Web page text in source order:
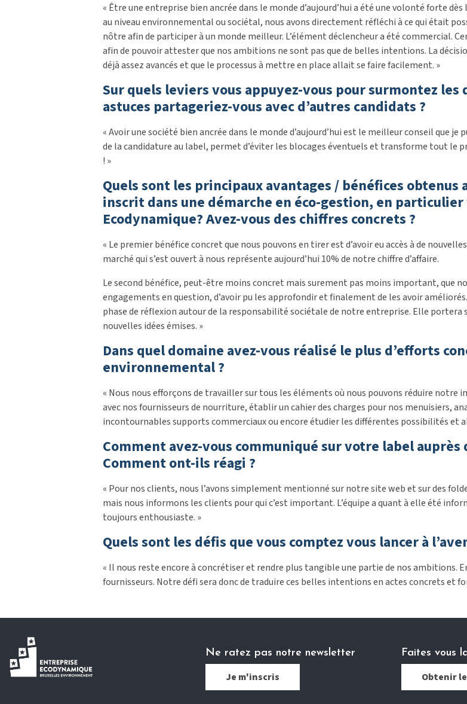
« Être une entreprise bien ancrée dans le monde d’aujourd’hui a été une volonté forte
au niveau environnemental ou sociétal, nous avons directement réfléchi à ce qui était
nôtre afin de participer à un monde meilleur. L’élément déclencheur a été commercial.
afin de pouvoir attester que nos ambitions ne sont pas que de belles intentions. La
déjà assez avancés et que le processus à mettre en place allait se faire facilement. »
Sur quels leviers vous appuyez-vous pour surmontez
astuces partageriez-vous avec d’autres candidats ?
« Avoir une société bien ancrée dans le monde d’aujourd’hui est le meilleur conseil que
de la candidature au label, permet d’éviter les blocages éventuels et transforme tout le
! »
Quels sont les principaux avantages / bénéfices obtenus
inscrit dans une démarche en éco-gestion, en
Ecodynamique? Avez-vous des chiffres concrets ?
« Le premier bénéfice concret que nous pouvons en tirer est d’avoir eu accès à de
marché qui s’est ouvert à nous représente aujourd’hui 10% de notre chiffre d’affaire.
Le second bénéfice, peut-être moins concret mais surement pas moins important, que
engagements en question, d’avoir pu les approfondir et finalement de les avoir
phase de réflexion autour de la responsabilité sociétale de notre entreprise. Elle
nouvelles idées émises. »
Dans quel domaine avez-vous réalisé le plus d’efforts
environnemental ?
« Nous nous efforçons de travailler sur tous les éléments où nous pouvons réduire
avec nos fournisseurs de nourriture, établir un cahier des charges pour nos menuisiers,
incontournables supports commerciaux ou encore étudier les différentes possibilités et
Comment avez-vous communiqué sur votre label
Comment ont-ils réagi ?
« Pour nos clients, nous l’avons simplement mentionné sur notre site web et sur des
mais nous informons les clients pour qui c’est important. L’équipe a quant à elle été
toujours enthousiaste. »
Quels sont les défis que vous comptez vous lancer à
« Il nous reste encore à concrétiser et rendre plus tangible une partie de nos ambitions.
fournisseurs. Notre défi sera donc de traduire ces belles intentions en actes concrets et
Ne ratez pas notre newsletter
Je m'inscris
Faites vous
Obtenir